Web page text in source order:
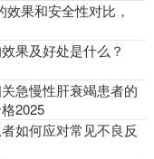
果和安全性对比，
果及好处是什么？
急慢性肝衰竭患者的
2025
如何应对常见不良反